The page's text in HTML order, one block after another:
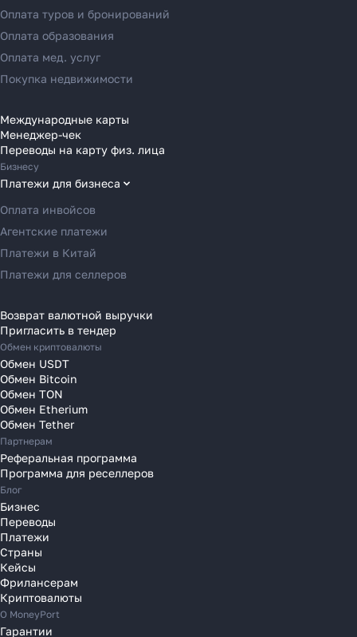
Переводы в Европу
Переводы в Азию
Переводы в Россию
Переводы в Австрию
Переводы в Болгарию
Переводы в Венгрию
Переводы в Великобританию
Переводы в Грецию
Переводы в Германию
Переводы в Ирландию
Переводы в Испанию
Переводы в Италию
Переводы в Латвию
Переводы в Литву
Переводы в Молдавию
Переводы в Монако
Переводы в Нидерланды
Переводы в Польшу
Переводы в Португалию
Переводы в Румынию
Переводы в Сербию
Переводы в Словакию
Переводы в Словению
Переводы в Финляндию
Переводы в Францию
Переводы в Хорватию
Переводы в Черногорию
Оплата туров и бронирований
Оплата образования
Оплата мед. услуг
Покупка недвижимости
Международные карты
Менеджер-чек
Переводы на карту физ. лица
Бизнесу
Платежи для бизнеса
Оплата инвойсов
Агентские платежи
Платежи в Китай
Платежи для селлеров
Возврат валютной выручки
Пригласить в тендер
Обмен криптовалюты
Обмен USDT
Обмен Bitcoin
Обмен TON
Обмен Etherium
Обмен Tether
Партнерам
Реферальная программа
Программа для реселлеров
Блог
Бизнес
Переводы
Платежи
Страны
Кейсы
Фрилансерам
Криптовалюты
О MoneyPort
Гарантии
Как перевести деньги
Рассказали, почему банки
агентам в 2025 году